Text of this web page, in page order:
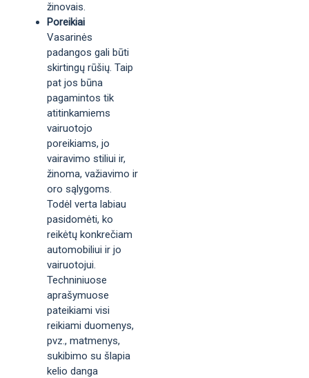
žinovais.
Poreikiai
Vasarinės
padangos gali būti
skirtingų rūšių. Taip
pat jos būna
pagamintos tik
atitinkamiems
vairuotojo
poreikiams, jo
vairavimo stiliui ir,
žinoma, važiavimo ir
oro sąlygoms.
Todėl verta labiau
pasidomėti, ko
reikėtų konkrečiam
automobiliui ir jo
vairuotojui.
Techniniuose
aprašymuose
pateikiami visi
reikiami duomenys,
pvz., matmenys,
sukibimo su šlapia
kelio danga